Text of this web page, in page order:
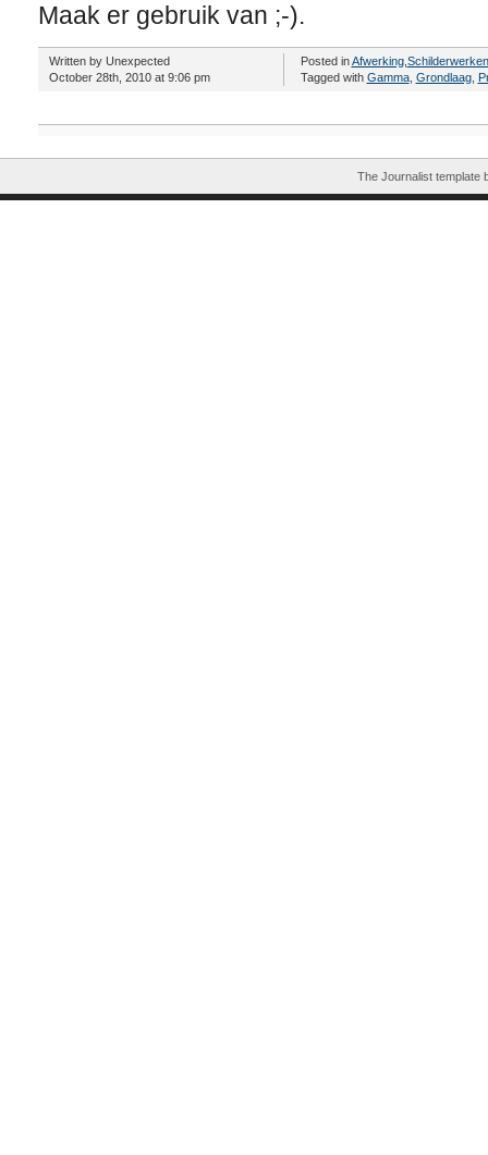
Maak er gebruik van ;-).
Written by Unexpected
October 28th, 2010 at 9:06 pm
Posted inAfwerking, Schilderwerken
Tagged with Gamma, Grondlaag,
The Journalist template